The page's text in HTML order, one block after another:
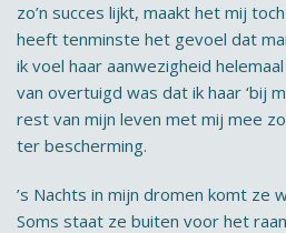
zo’n succes lijkt, maakt het mij
heeft tenminste het gevoel dat
ik voel haar aanwezigheid
van overtuigd was dat ik haar ‘bij
rest van mijn leven met mij mee
ter bescherming.
’s Nachts in mijn dromen komt ze
Soms staat ze buiten voor het